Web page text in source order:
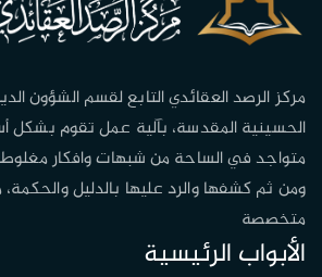
مركز الرصد العقائدي التابع لقسم الشؤون
الحسينية المقدسة، بآلية عمل تقوم
متواجد في الساحة من شبهات وافكار
ومن ثم كشفها والرد عليها بالدليل
متخصصة
الأبواب الرئيسية